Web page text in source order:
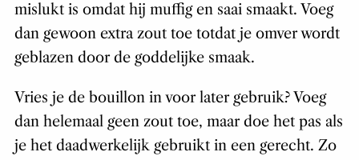
mislukt is omdat hij muffig en saai smaakt. Voeg
dan gewoon extra zout toe totdat je omver wordt
geblazen door de goddelijke smaak.
Vries je de bouillon in voor later gebruik? Voeg
dan helemaal geen zout toe, maar doe het pas als
je het daadwerkelijk gebruikt in een gerecht. Zo